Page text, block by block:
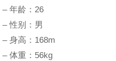
– 年龄：26
– 性别：男
– 身高：168m
– 体重：56kg